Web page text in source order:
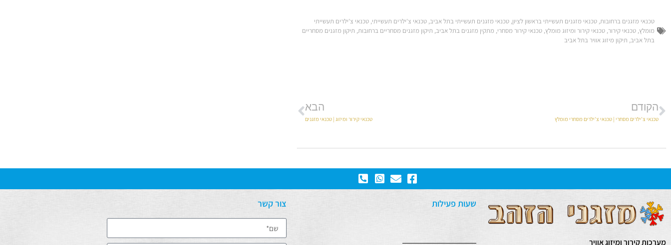
טכנאי מזגנים ברחובות, טכנאי מזגנים תעשייתי בראשון לציון, טכנאי מזגנים תעשייתי בתל אביב, טכנאי צ'ילרים תעשייתי, טכנאי צ'ילרים תעשייתי
מומלץ, טכנאי קירור, טכנאי קירור ומיזוג מומלץ, טכנאי קירור מסחרי, מתקין מזגנים בתל אביב, תיקון מזגנים מסחריים ברחובות, תיקון מזגנים מסחריים
בתל אביב, תיקון מיזוג אוויר בתל אביב
הקודם
טכנאי צ'ילרים מסחרי | טכנאי צ'ילרים מסחרי מומלץ
הבא
טכנאי קירור ומיזוג | טכנאי מזגנים
מערכות קירור ומיזוג אוויר
שעות פעילות צור קשר